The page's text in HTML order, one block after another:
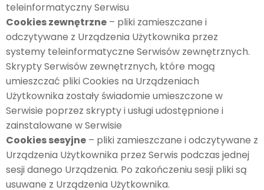
teleinformatyczny Serwisu
Cookies zewnętrzne – pliki zamieszczane i
odczytywane z Urządzenia Użytkownika przez
systemy teleinformatyczne Serwisów zewnętrznych.
Skrypty Serwisów zewnętrznych, które mogą
umieszczać pliki Cookies na Urządzeniach
Użytkownika zostały świadomie umieszczone w
Serwisie poprzez skrypty i usługi udostępnione i
zainstalowane w Serwisie
Cookies sesyjne – pliki zamieszczane i odczytywane z
Urządzenia Użytkownika przez Serwis podczas jednej
sesji danego Urządzenia. Po zakończeniu sesji pliki są
usuwane z Urządzenia Użytkownika.